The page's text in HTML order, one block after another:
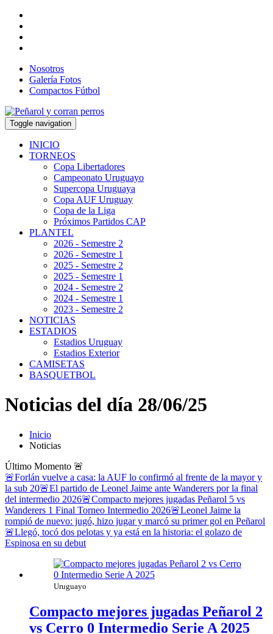
Nosotros
Galería Fotos
Compactos Fútbol
Toggle navigation
INICIO
TORNEOS
Copa Libertadores
Campeonato Uruguayo
Supercopa Uruguaya
Copa AUF Uruguay
Copa de la Liga
Próximos Partidos CAP
PLANTEL
2026 - Semestre 2
2026 - Semestre 1
2025 - Semestre 2
2025 - Semestre 1
2024 - Semestre 2
2024 - Semestre 1
2023 - Semestre 2
NOTICIAS
ESTADIOS
Estadios Uruguay
Estadios Exterior
CAMISETAS
BASQUETBOL
Noticias del día 28/06/25
Inicio
Noticias
Último Momento 🚨
🚨Forlán vuelve a casa: la AUF lo confirmó al frente de la mayor y
la sub 20🚨El partido de Leonel Jaime ante Wanderers por la final
del intermedio 2026🚨Compacto mejores jugadas Peñarol 5 vs
Wanderers 1 Final Torneo Intermedio 2026🚨Leonel Jaime la
rompió de nuevo: jugó, hizo jugar y marcó su primer gol en Peñarol
🚨Llegó, tocó dos pelotas y ya está en la historia: el golazo de
Espinosa en su debut
Uruguayo
Compacto mejores jugadas Peñarol 2
vs Cerro 0 Intermedio Serie A 2025